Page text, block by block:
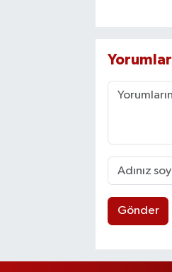
Yorumlar
Gönder